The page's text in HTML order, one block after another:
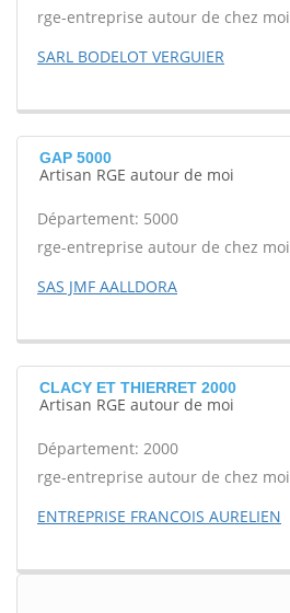
rge-entreprise autour de chez moi
SARL BODELOT VERGUIER
GAP 5000
Artisan RGE autour de moi
Département: 5000
rge-entreprise autour de chez moi
SAS JMF AALLDORA
CLACY ET THIERRET 2000
Artisan RGE autour de moi
Département: 2000
rge-entreprise autour de chez moi
ENTREPRISE FRANCOIS AURELIEN